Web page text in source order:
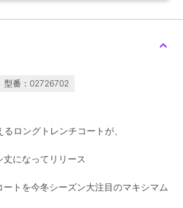
型番：02726702
ロングトレンチコートが、
丈になってリリース
ートを今冬シーズン大注目のマキシマム